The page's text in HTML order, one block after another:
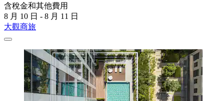
含稅金和其他費用
8 月 10 日 - 8 月 11 日
大觀商旅